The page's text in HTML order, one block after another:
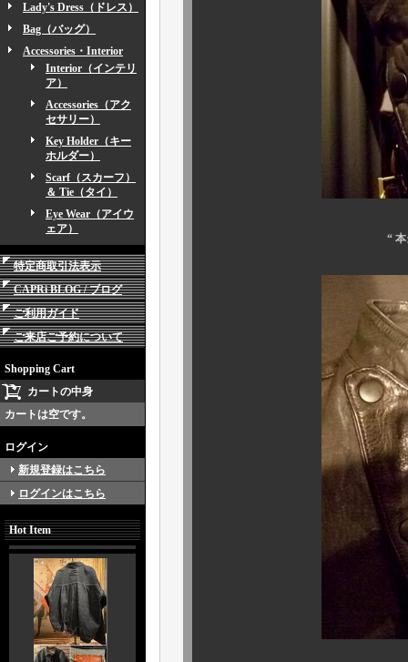
Lady's Dress（ドレス）
Bag（バッグ）
Accessories・Interior
Interior（インテリ
ア）
Accessories（アク
セサリー）
Key Holder（キー
ホルダー）
Scarf（スカーフ）
＆ Tie（タイ）
Eye Wear（アイウ
ェア）
特定商取引法表示
CAPRi BLOG / ブログ
ご利用ガイド
ご来店ご予約について
Shopping Cart
カートの中身
カートは空です。
ログイン
新規登録はこちら
ログインはこちら
Hot Item
“